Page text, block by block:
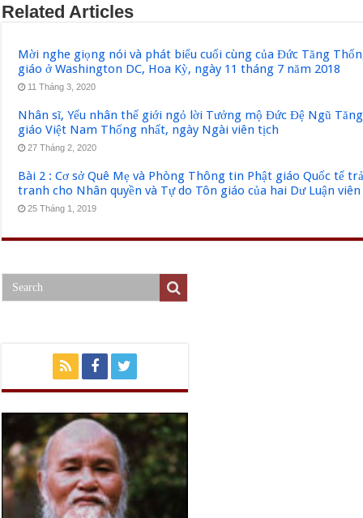
Related Articles
Mời nghe giọng nói và phát biểu cuối cùng của Đức Tăng
giáo ở Washington DC, Hoa Kỳ, ngày 11 tháng 7 năm 2018
11 Tháng 3, 2020
Nhân sĩ, Yếu nhân thế giới ngỏ lời Tưởng mộ Đức Đệ Ngũ
giáo Việt Nam Thống nhất, ngày Ngài viên tịch
27 Tháng 2, 2020
Bài 2 : Cơ sở Quê Mẹ và Phòng Thông tin Phật giáo Quốc tế
tranh cho Nhân quyền và Tự do Tôn giáo của hai Dư Luận viên
25 Tháng 1, 2019